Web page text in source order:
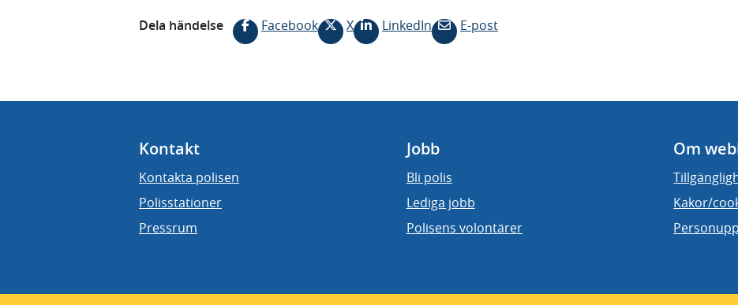
Dela händelse Facebook X LinkedIn E-post
Kontakt
Kontakta polisen
Polisstationer
Pressrum
Jobb
Bli polis
Lediga jobb
Polisens volontärer
Om
Kakor/